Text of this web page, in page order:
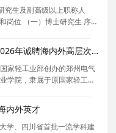
究生及副高级以上职称人
岗位 （一）博士研究生 序号
理学 1202 教学科研岗 1 2
郑州轻工业大学烟草科学与工程学院2026年诚聘海内外高层次人才
家轻工业部创办的郑州电气
学院，隶属于原国家轻工业
省人民政府和国家烟草专卖
河南省
内外英才
学、四川省首批一流学科建